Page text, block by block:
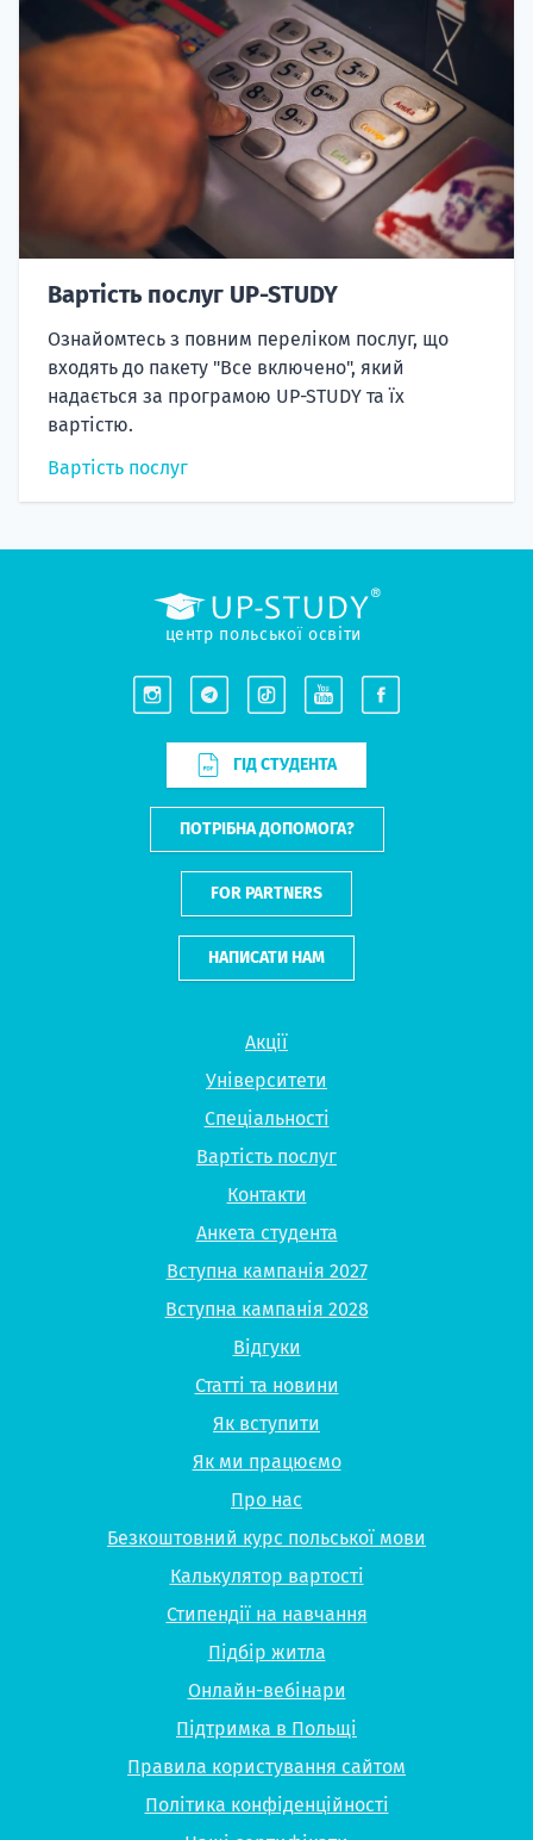
Вартість послуг UP-STUDY
Ознайомтесь з повним переліком послуг, що
входять до пакету "Все включено", який
надається за програмою UP-STUDY та їх
вартістю.
Вартість послуг
Акції
Університети
Спеціальності
Вартість послуг
Контакти
Анкета студента
Вступна кампанія 2027
Вступна кампанія 2028
Відгуки
Статті та новини
Як вступити
Як ми працюємо
Про нас
Безкоштовний курс польської мови
Калькулятор вартості
Стипендії на навчання
Підбір житла
Онлайн-вебінари
Підтримка в Польщі
Правила користування сайтом
Політика конфіденційності
центр польської освіти
ГІД СТУДЕНТА
ПОТРІБНА ДОПОМОГА?
FOR PARTNERS
НАПИСАТИ НАМ